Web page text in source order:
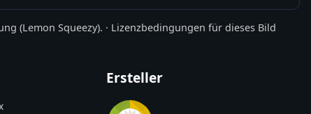
(Lemon Squeezy). · Lizenzbedingungen für dieses Bild
Ersteller